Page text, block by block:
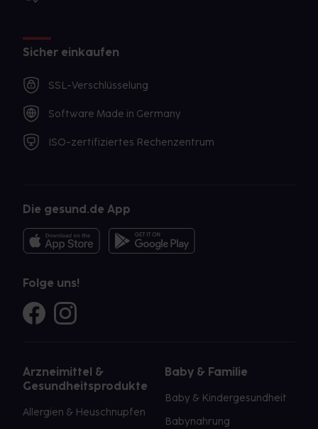
Sicher einkaufen
SSL-Verschlüsselung
Software Made in Germany
ISO-zertifiziertes Rechenzentrum
Die gesund.de App
Folge uns!
Arzneimittel &
Gesundheitsprodukte
Allergien & Heuschnupfen
Baby & Familie
Baby & Kindergesundheit
Babynahrung